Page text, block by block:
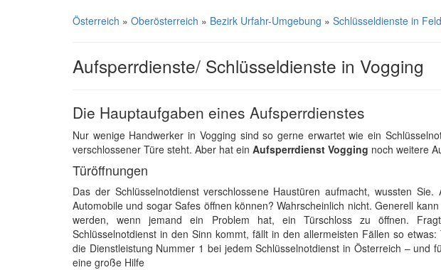
Österreich » Oberösterreich » Bezirk Urfahr-Umgebung » Schlüsseldienste in
Aufsperrdienste/ Schlüsseldienste in Vogging
Die Hauptaufgaben eines Aufsperrdienstes
Nur wenige Handwerker in Vogging sind so gerne erwartet wie ein
verschlossener Türe steht. Aber hat ein Aufsperrdienst Vogging noch weitere
Türöffnungen
Das der Schlüsselnotdienst verschlossene Haustüren aufmacht, wussten
Automobile und sogar Safes öffnen können? Wahrscheinlich nicht. Generell
werden, wenn jemand ein Problem hat, ein Türschloss zu öffnen.
Schlüsselnotdienst in den Sinn kommt, fällt in den allermeisten Fällen so
die Dienstleistung Nummer 1 bei jedem Schlüsselnotdienst in Österreich – und
eine große Hilfe